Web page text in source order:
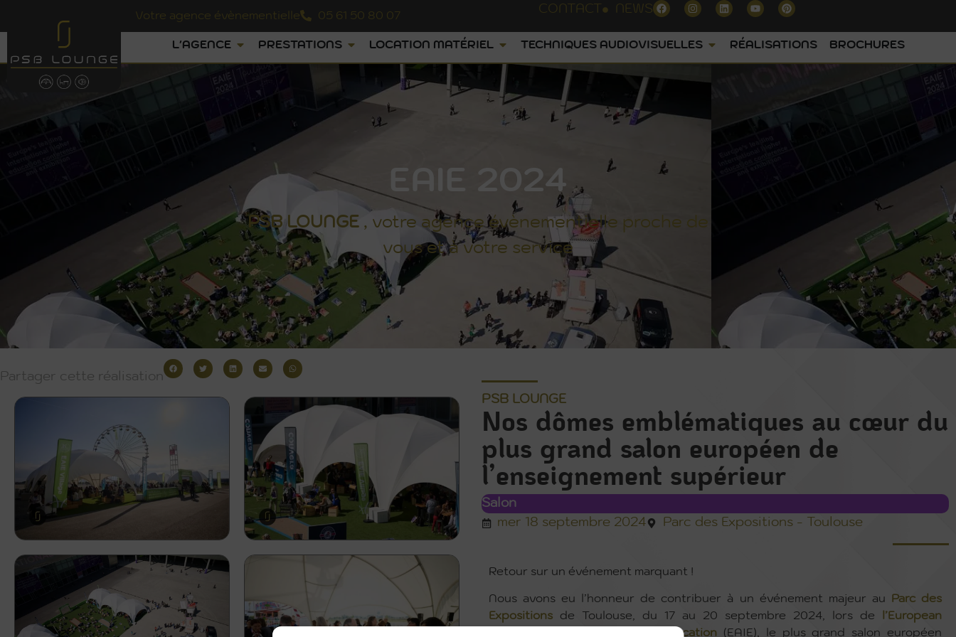
Votre agence évènementielle 05 61 50 80 07 CONTACT NEWS
L'AGENCE PRESTATIONS LOCATION MATÉRIEL TECHNIQUES AUDIOVISUELLES RÉALISATIONS BROCHURES
EAIE 2024
PSB LOUNGE , votre agence évènementielle proche de
vous et à votre service
Partager cette réalisation
PSB LOUNGE
Nos dômes emblématiques au cœur du
plus grand salon européen de
l’enseignement supérieur
Salon
mer 18 septembre 2024
Parc des Expositions - Toulouse
Retour sur un événement marquant !
Nous avons eu l’honneur de contribuer à un événement majeur au
Parc des
Expositionsde Toulouse, du 17 au 20 septembre 2024, lors de
l’European
Association for International Education (EAIE), le plus grand salon européen